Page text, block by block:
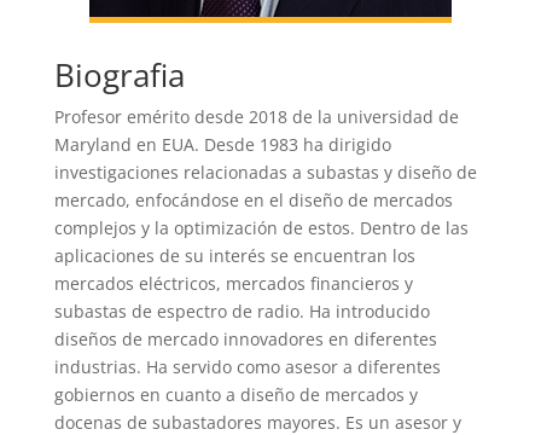
Biografia​
Profesor emérito desde 2018 de la universidad de
Maryland en EUA. Desde 1983 ha dirigido
investigaciones relacionadas a subastas y diseño de
mercado, enfocándose en el diseño de mercados
complejos y la optimización de estos. Dentro de las
aplicaciones de su interés se encuentran los
mercados eléctricos, mercados financieros y
subastas de espectro de radio. Ha introducido
diseños de mercado innovadores en diferentes
industrias. Ha servido como asesor a diferentes
gobiernos en cuanto a diseño de mercados y
docenas de subastadores mayores. Es un asesor y